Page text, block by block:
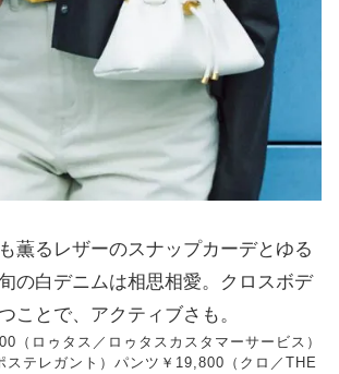
薫るレザーのスナップカーデとゆる
の白デニムは相思相愛。クロスボデ
ことで、アクティブさも。
（ロゥタス／ロゥタスカスタマーサービス）
ステレガント）パンツ￥19,800（クロ／THE